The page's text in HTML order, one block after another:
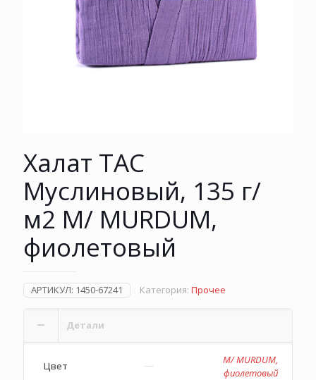
Халат TAC
Муслиновый, 135 г/
м2 M/ MURDUM,
фиолетовый
АРТИКУЛ: 1450-67241 Категория: Прочее
Детали
Цвет
M/ MURDUM,
фиолетовый